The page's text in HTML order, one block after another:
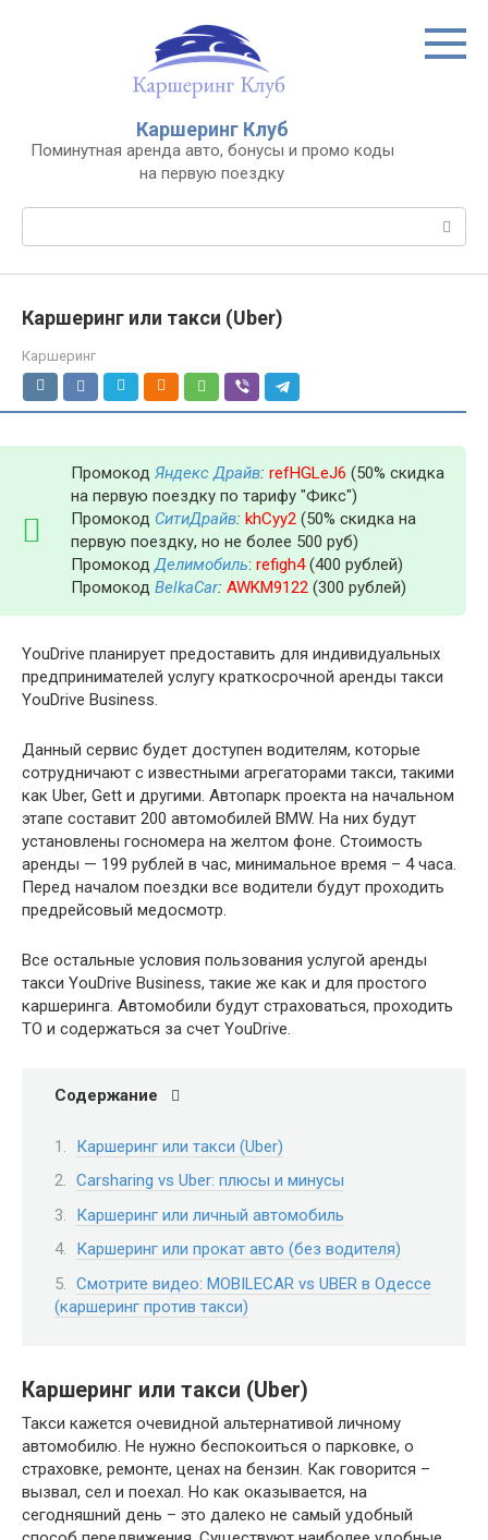
Каршеринг Клуб
Поминутная аренда авто, бонусы и промо коды
на первую поездку
Поиск:
Каршеринг или такси (Uber)
Каршеринг
Промокод Яндекс Драйв: refHGLeJ6 (50% скидка
на первую поездку по тарифу "Фикс")
Промокод СитиДрайв: khCyy2 (50% скидка на
первую поездку, но не более 500 руб)
ПромокодДелимобиль: refigh4(400 рублей)
Промокод BelkaCar: AWKM9122 (300 рублей)
YouDrive планирует предоставить для индивидуальных
предпринимателей услугу краткосрочной аренды такси
YouDrive Business.
Данный сервис будет доступен водителям, которые
сотрудничают с известными агрегаторами такси, такими
как Uber, Gett и другими. Автопарк проекта на начальном
этапе составит 200 автомобилей BMW. На них будут
установлены госномера на желтом фоне. Стоимость
аренды — 199 рублей в час, минимальное время – 4 часа.
Перед началом поездки все водители будут проходить
предрейсовый медосмотр.
Все остальные условия пользования услугой аренды
такси YouDrive Business, такие же как и для простого
каршеринга. Автомобили будут страховаться, проходить
ТО и содержаться за счет YouDrive.
Содержание
Каршеринг или такси (Uber)
Carsharing vs Uber: плюсы и минусы
Каршеринг или личный автомобиль
Каршеринг или прокат авто (без водителя)
Смотрите видео: MOBILECAR vs UBER в Одессе
(каршеринг против такси)
Каршеринг или такси (Uber)
Такси кажется очевидной альтернативой личному
автомобилю. Не нужно беспокоиться о парковке, о
страховке, ремонте, ценах на бензин. Как говорится –
вызвал, сел и поехал. Но как оказывается, на
сегодняшний день – это далеко не самый удобный